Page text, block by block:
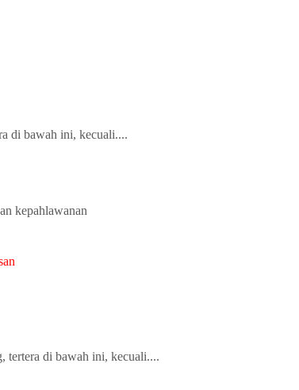
di bawah ini, kecuali....
kepahlawanan
tertera di bawah ini, kecuali....